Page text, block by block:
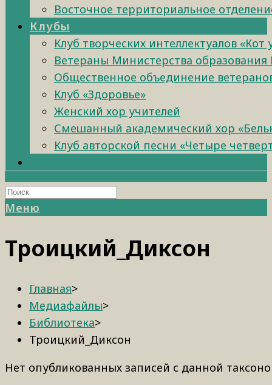
Восточное территориальное
Клубы
Клуб творческих интеллектуалов «Кот
Ветераны Министерства образования
Общественное объединение
Клуб «Здоровье»
Женский хор учителей
Смешанный академический хор
Клуб авторской песни «Четыре
Меню
Троицкий_Диксон
Главная>
Медиафайлы>
Библиотека>
Троицкий_Диксон
Нет опубликованных записей с данной